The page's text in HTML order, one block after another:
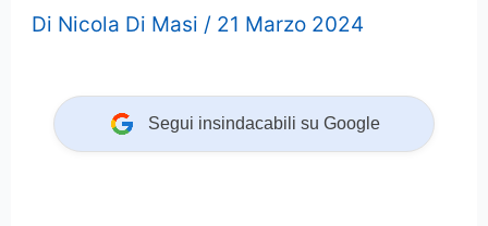
Di Nicola Di Masi / 21 Marzo 2024
Segui insindacabili su Google